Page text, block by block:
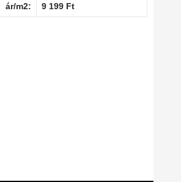
ár/m2: 9 199 Ft